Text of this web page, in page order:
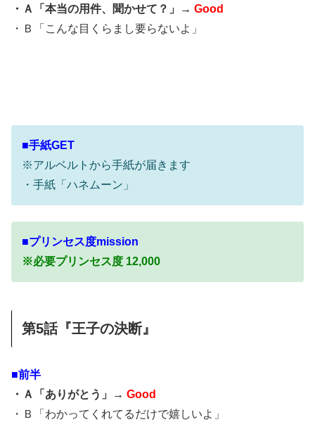
・Ａ「本当の用件、聞かせて？」→ Good
・Ｂ「こんな目くらまし要らないよ」
■手紙GET
※アルベルトから手紙が届きます
・手紙「ハネムーン」
■プリンセス度mission
※必要プリンセス度 12,000
第5話『王子の決断』
■前半
・Ａ「ありがとう」→ Good
・Ｂ「わかってくれてるだけで嬉しいよ」